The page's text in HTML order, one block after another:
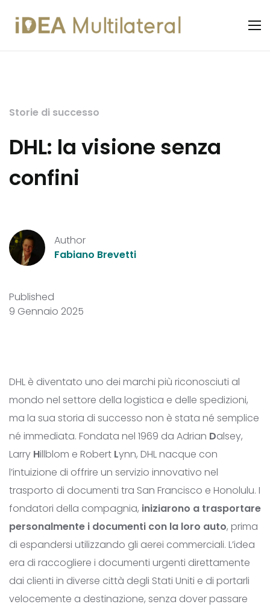
Storie di successo
DHL: la visione senza
confini
Author
Fabiano Brevetti
Published
9 Gennaio 2025
DHL è diventato uno dei marchi più riconosciuti al
mondo nel settore della logistica e delle spedizioni,
ma la sua storia di successo non è stata né semplice
né immediata. Fondata nel 1969 da Adrian Dalsey,
Larry Hillblom e Robert Lynn, DHL nacque con
l’intuizione di offrire un servizio innovativo nel
trasporto di documenti tra San Francisco e Honolulu. I
fondatori della compagnia, iniziarono a trasportare
personalmente i documenti con la loro auto, prima
di espandersi utilizzando gli aerei commerciali. L’idea
era di raccogliere i documenti urgenti direttamente
dai clienti in diverse città degli Stati Uniti e di portarli
velocemente a destinazione, senza dover passare